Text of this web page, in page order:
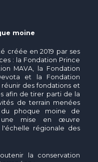
moine
créée en 2019 par ses
: la Fondation Prince
MAVA, la Fondation
et la Fondation
réunir des fondations et
afin de tirer parti de la
de terrain menées
phoque moine de
une mise en œuvre
régionale des
la conservation